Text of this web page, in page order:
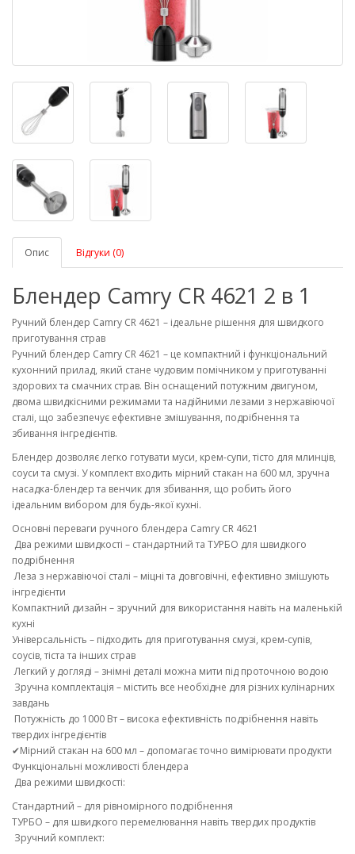
Опис Відгуки (0)
Блендер Camry CR 4621 2 в 1
Ручний блендер Camry CR 4621 – ідеальне рішення для швидкого
приготування страв
Ручний блендер Camry CR 4621 – це компактний і функціональний
кухонний прилад, який стане чудовим помічником у приготуванні
здорових та смачних страв. Він оснащений потужним двигуном,
двома швидкісними режимами та надійними лезами з нержавіючої
сталі, що забезпечує ефективне змішування, подрібнення та
збивання інгредієнтів.
Блендер дозволяє легко готувати муси, крем-супи, тісто для млинців,
соуси та смузі. У комплект входить мірний стакан на 600 мл, зручна
насадка-блендер та венчик для збивання, що робить його
ідеальним вибором для будь-якої кухні.
Основні переваги ручного блендера Camry CR 4621
Два режими швидкості – стандартний та ТУРБО для швидкого
подрібнення
Леза з нержавіючої сталі – міцні та довговічні, ефективно змішують
інгредієнти
Компактний дизайн – зручний для використання навіть на маленькій
кухні
Універсальність – підходить для приготування смузі, крем-супів,
соусів, тіста та інших страв
Легкий у догляді – знімні деталі можна мити під проточною водою
Зручна комплектація – містить все необхідне для різних кулінарних
завдань
Потужність до 1000 Вт – висока ефективність подрібнення навіть
твердих інгредієнтів
✔Мірний стакан на 600 мл – допомагає точно вимірювати продукти
Функціональні можливості блендера
Два режими швидкості:
Стандартний – для рівномірного подрібнення
ТУРБО – для швидкого перемелювання навіть твердих продуктів
Зручний комплект: